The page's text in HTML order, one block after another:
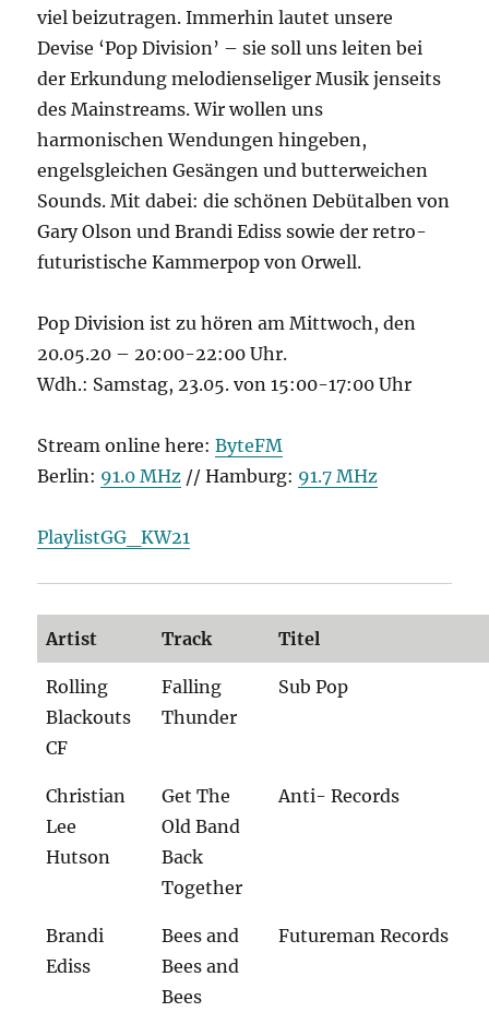
viel beizutragen. Immerhin lautet unsere
Devise ‘Pop Division’ – sie soll uns leiten bei
der Erkundung melodienseliger Musik jenseits
des Mainstreams. Wir wollen uns
harmonischen Wendungen hingeben,
engelsgleichen Gesängen und butterweichen
Sounds. Mit dabei: die schönen Debütalben von
Gary Olson und Brandi Ediss sowie der retro-
futuristische Kammerpop von Orwell.
Pop Division ist zu hören am Mittwoch, den
20.05.20 – 20:00-22:00 Uhr.
Wdh.: Samstag, 23.05. von 15:00-17:00 Uhr
Stream online here:ByteFM
Berlin: 91.0 MHz // Hamburg: 91.7 MHz
PlaylistGG_KW21
Artist Track Titel
Rolling
Blackouts
CF
Falling
Thunder
Sub Pop
Christian
Lee
Hutson
Get The
Old Band
Back
Together
Anti- Records
Brandi
Ediss
Bees and
Bees and
Bees
Futureman Records